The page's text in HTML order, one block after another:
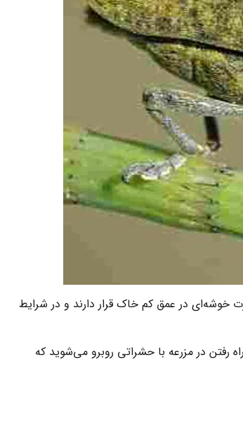
در عمق کم خاک قرار دارند و در شرایط
در مزرعه با حشراتی روبرو می‌شوید که